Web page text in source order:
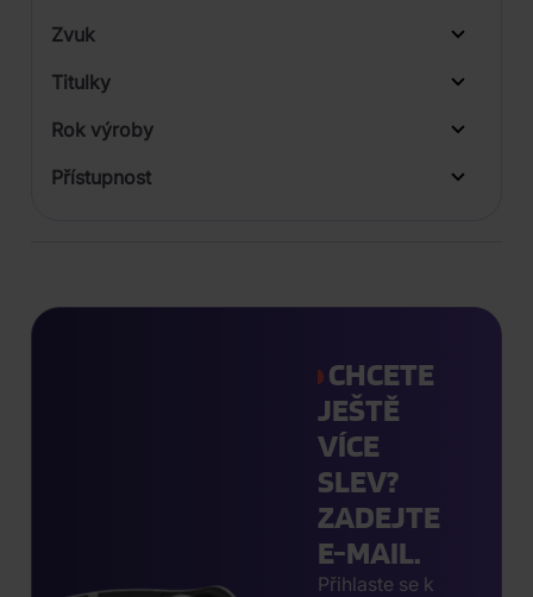
Zvuk
Titulky
Rok výroby
Přístupnost
CHCETE
JEŠTĚ
VÍCE
SLEV?
ZADEJTE
E-MAIL.
Přihlaste se k